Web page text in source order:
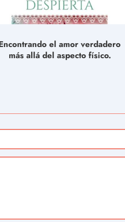
el amor verdadero
más allá del aspecto físico.